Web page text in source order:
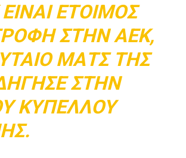
ΈΤΟΙΜΟΣ
ΣΤΗΝ ΑΕΚ,
ΜΑΤΣ ΤΗΣ
ΣΤΗΝ
ΚΥΠΈΛΛΟΥ